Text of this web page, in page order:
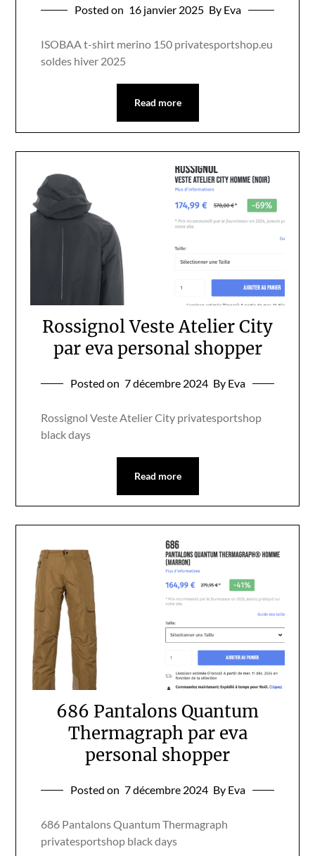
Posted on 16 janvier 2025 By Eva
ISOBAA t-shirt merino 150 privatesportshop.eu
soldes hiver 2025
Read more
Rossignol Veste Atelier City
par eva personal shopper
Posted on 7 décembre 2024 By Eva
Rossignol Veste Atelier City privatesportshop
black days
Read more
686 Pantalons Quantum
Thermagraph par eva
personal shopper
Posted on 7 décembre 2024 By Eva
686 Pantalons Quantum Thermagraph
privatesportshop black days